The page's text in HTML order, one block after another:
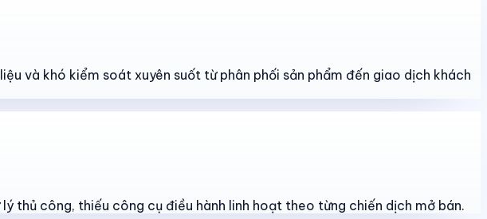
và khó kiểm soát xuyên suốt từ phân phối sản phẩm đến giao dịch khách
thủ công, thiếu công cụ điều hành linh hoạt theo từng chiến dịch mở bán.